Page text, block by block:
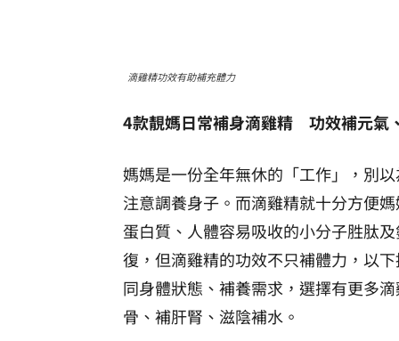
滴雞精功效有助補充體力
4款靚媽日常補身滴雞精 功效補元氣
媽媽是一份全年無休的「工作」，別
注意調養身子。而滴雞精就十分方便
蛋白質、人體容易吸收的小分子胜肽
復，但滴雞精的功效不只補體力，以
同身體狀態、補養需求，選擇有更多
骨、補肝腎、滋陰補水。